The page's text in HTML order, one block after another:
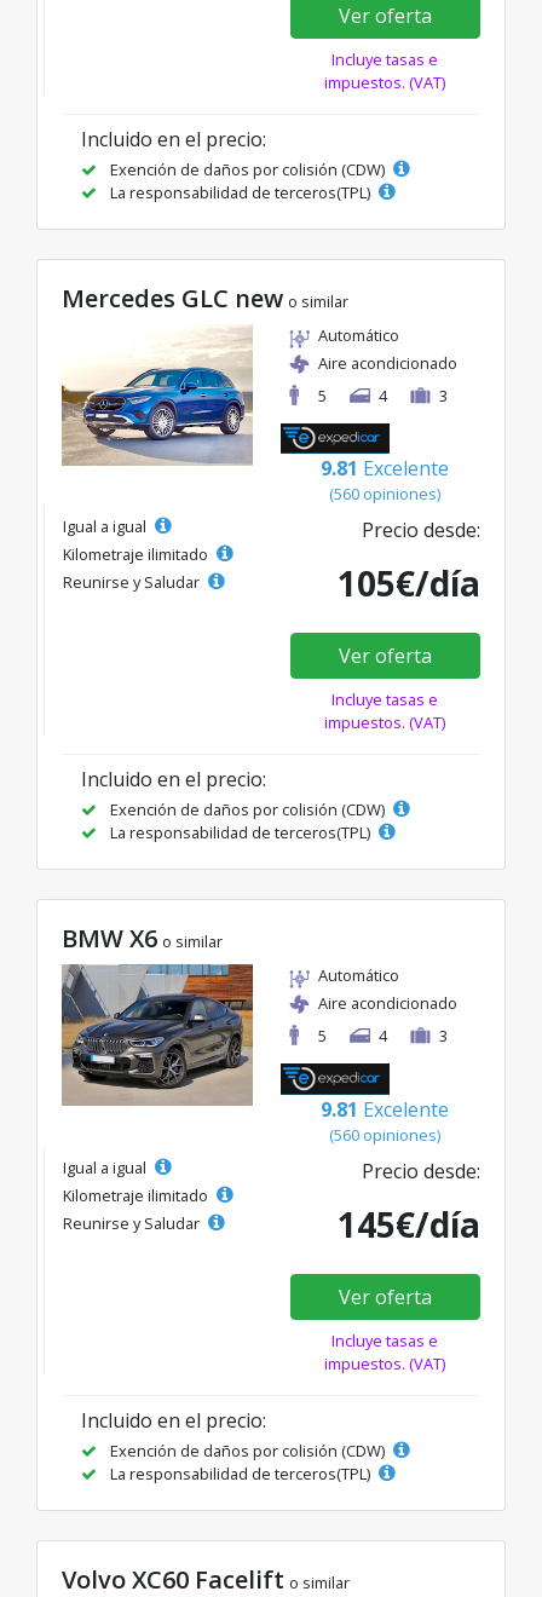
Ver oferta
Incluye tasas e
impuestos. (VAT)
Incluido en el precio:
Exención de daños por colisión (CDW)
La responsabilidad de terceros(TPL)
Mercedes GLC new o similar
Automático
Aire acondicionado
5
4 3
9.81 Excelente
(560 opiniones)
Igual a igual
Kilometraje ilimitado
Reunirse y Saludar
Precio desde:
105€/día
Ver oferta
Incluye tasas e
impuestos. (VAT)
Incluido en el precio:
Exención de daños por colisión (CDW)
La responsabilidad de terceros(TPL)
BMW X6 o similar
Automático
Aire acondicionado
5
4 3
9.81 Excelente
(560 opiniones)
Igual a igual
Kilometraje ilimitado
Reunirse y Saludar
Precio desde:
145€/día
Ver oferta
Incluye tasas e
impuestos. (VAT)
Incluido en el precio:
Exención de daños por colisión (CDW)
La responsabilidad de terceros(TPL)
Volvo XC60 Facelift o similar